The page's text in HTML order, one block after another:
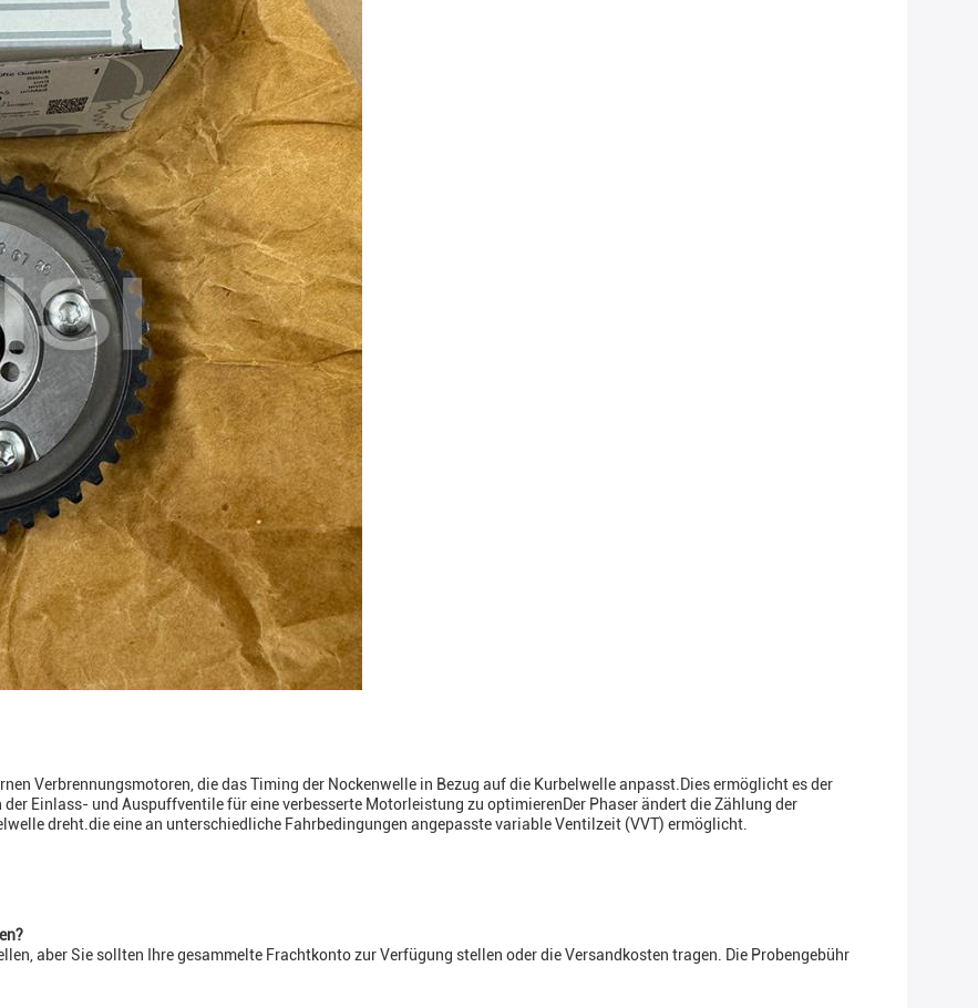
Verbrennungsmotoren, die das Timing der Nockenwelle in Bezug auf die Kurbelwelle anpasst.Dies ermöglicht es der
Einlass- und Auspuffventile für eine verbesserte Motorleistung zu optimierenDer Phaser ändert die Zählung der
dreht.die eine an unterschiedliche Fahrbedingungen angepasste variable Ventilzeit (VVT) ermöglicht.
aber Sie sollten Ihre gesammelte Frachtkonto zur Verfügung stellen oder die Versandkosten tragen. Die Probengebühr